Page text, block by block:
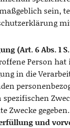
sein,
(Art. 6 Abs. 1 S.
Person hat
in die
Zwecke gegeben.
und